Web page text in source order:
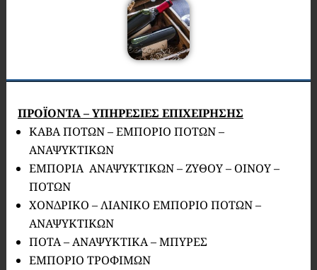
ΠΡΟΪΟΝΤΑ – ΥΠΗΡΕΣΙΕΣ ΕΠΙΧΕΙΡΗΣΗΣ
ΚΑΒΑ ΠΟΤΩΝ – ΕΜΠΟΡΙΟ ΠΟΤΩΝ –
ΑΝΑΨΥΚΤΙΚΩΝ
ΕΜΠΟΡΙΑ ΑΝΑΨΥΚΤΙΚΩΝ – ΖΥΘΟΥ – ΟΙΝΟΥ –
ΠΟΤΩΝ
ΧΟΝΔΡΙΚΟ – ΛΙΑΝΙΚΟ ΕΜΠΟΡΙΟ ΠΟΤΩΝ –
ΑΝΑΨΥΚΤΙΚΩΝ
ΠΟΤΑ – ΑΝΑΨΥΚΤΙΚΑ – ΜΠΥΡΕΣ
ΕΜΠΟΡΙΟ ΤΡΟΦΙΜΩΝ